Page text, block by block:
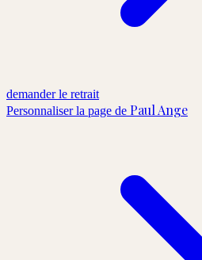
demander le retrait
Personnaliser la page de Paul Ange